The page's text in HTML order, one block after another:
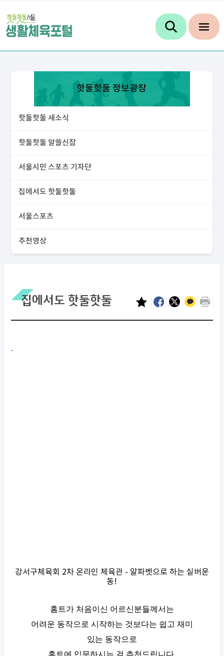
핫둘핫둘 정보광장
핫둘핫둘 새소식
핫둘핫둘 알쓸신잡
서울시민 스포츠 기자단
집에서도 핫둘핫둘
서울스포츠
추천영상
집에서도 핫둘핫둘
강서구체육회 2차 온라인 체육관 - 알파벳으로 하는 실버운
동!
홈트가 처음이신 어르신분들께서는
어려운 동작으로 시작하는 것보다는 쉽고 재미
있는 동작으로
홈트에 입문하시는 걸 추천드립니다.